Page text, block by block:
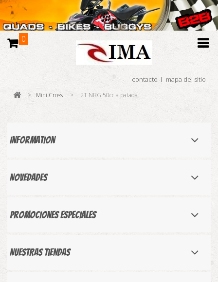
0
contacto mapa del sitio
> Mini Cross > 2T NRG 50cc a patada
Information
Novedades
Promociones especiales
Nuestras tiendas